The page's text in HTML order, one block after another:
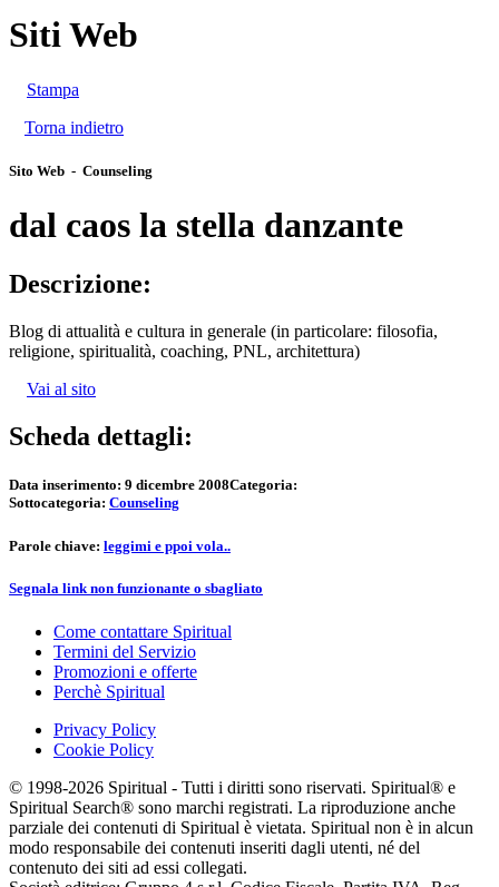
Siti Web
Stampa
Torna indietro
Sito Web - Counseling
dal caos la stella danzante
Descrizione:
Blog di attualità e cultura in generale (in particolare: filosofia,
religione, spiritualità, coaching, PNL, architettura)
Vai al sito
Scheda dettagli:
Data inserimento: 9 dicembre 2008Categoria:
Sottocategoria: Counseling
Parole chiave: leggimi e ppoi vola..
Segnala link non funzionante o sbagliato
Come contattare Spiritual
Termini del Servizio
Promozioni e offerte
Perchè Spiritual
Privacy Policy
Cookie Policy
© 1998-2026 Spiritual - Tutti i diritti sono riservati. Spiritual® e
Spiritual Search® sono marchi registrati. La riproduzione anche
parziale dei contenuti di Spiritual è vietata. Spiritual non è in alcun
modo responsabile dei contenuti inseriti dagli utenti, né del
contenuto dei siti ad essi collegati.